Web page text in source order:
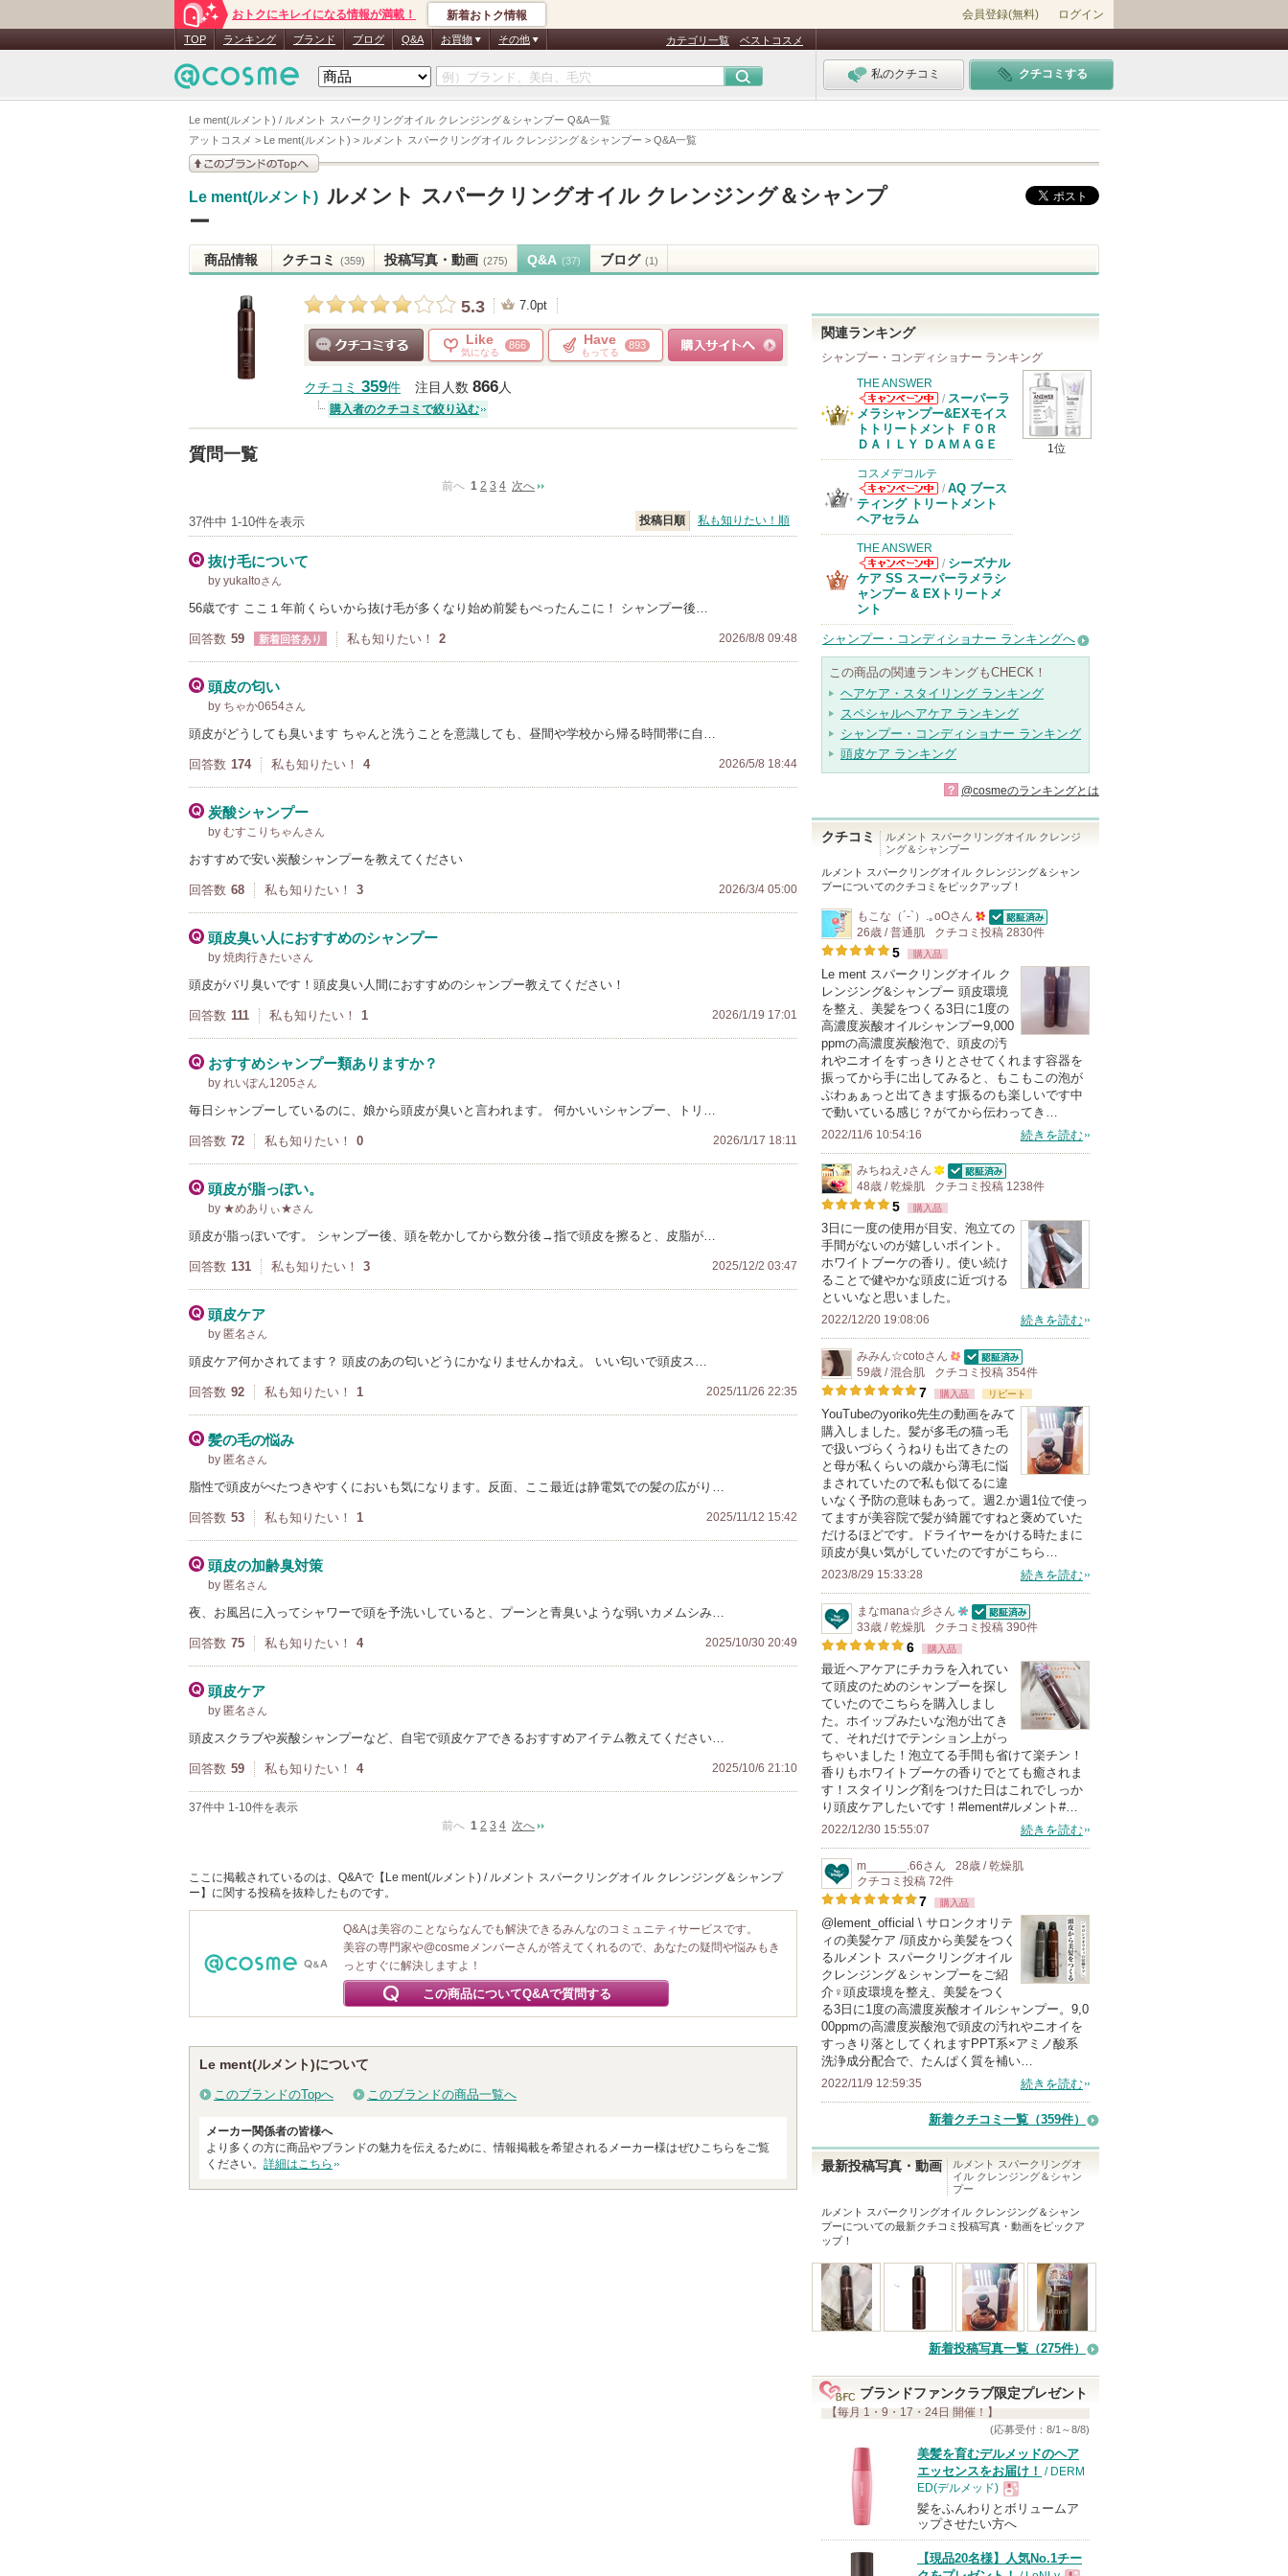
Le ment(ルメント) / ルメント スパークリングオイル クレンジング＆シャンプー Q&A一覧
アットコスメ > Le ment(ルメント) > ルメント スパークリングオイル クレンジング＆シャンプー > Q&A一覧
おトクにキレイになる情報が満載！ 新着おトク情報 会員登録(無料) ログイン
TOP ランキング ブランド ブログ Q&A お買物 その他 カテゴリ一覧 ベストコスメ
私のクチコミ クチコミする
Le ment(ルメント) ルメント スパークリングオイル クレンジング＆シャンプ
ー
商品情報 クチコミ (359) 投稿写真・動画 (275) Q&A (37) ブログ (1)
5.3 7.0pt
Like
気になる
866 Have
もってる
893
クチコミ 359件 注目人数 866人
購入者のクチコミで絞り込む
質問一覧
前へ 1 2 3 4 次へ
37件中 1-10件を表示 投稿日順 私も知りたい！順
抜け毛について
by yukaItoさん
56歳です ここ１年前くらいから抜け毛が多くなり始め前髪もぺったんこに！ シャンプー後…
回答数 59 新着回答あり 私も知りたい！ 2 2026/8/8 09:48
頭皮の匂い
by ちゃか0654さん
頭皮がどうしても臭います ちゃんと洗うことを意識しても、昼間や学校から帰る時間帯に自…
回答数 174 私も知りたい！ 4 2026/5/8 18:44
炭酸シャンプー
by むすこりちゃんさん
おすすめで安い炭酸シャンプーを教えてください
回答数 68 私も知りたい！ 3 2026/3/4 05:00
頭皮臭い人におすすめのシャンプー
by 焼肉行きたいさん
頭皮がバリ臭いです！頭皮臭い人間におすすめのシャンプー教えてください！
回答数 111 私も知りたい！ 1 2026/1/19 17:01
おすすめシャンプー類ありますか？
by れいぽん1205さん
毎日シャンプーしているのに、娘から頭皮が臭いと言われます。 何かいいシャンプー、トリ…
回答数 72 私も知りたい！ 0 2026/1/17 18:11
頭皮が脂っぽい。
by ★めありぃ★さん
頭皮が脂っぽいです。 シャンプー後、頭を乾かしてから数分後→指で頭皮を擦ると、皮脂が…
回答数 131 私も知りたい！ 3 2025/12/2 03:47
頭皮ケア
by 匿名 さん
頭皮ケア何かされてます？ 頭皮のあの匂いどうにかなりませんかねえ。 いい匂いで頭皮ス…
回答数 92 私も知りたい！ 1 2025/11/26 22:35
髪の毛の悩み
by 匿名 さん
脂性で頭皮がべたつきやすくにおいも気になります。反面、ここ最近は静電気での髪の広がり…
回答数 53 私も知りたい！ 1 2025/11/12 15:42
頭皮の加齢臭対策
by 匿名 さん
夜、お風呂に入ってシャワーで頭を予洗いしていると、プーンと青臭いような弱いカメムシみ…
回答数 75 私も知りたい！ 4 2025/10/30 20:49
頭皮ケア
by 匿名 さん
頭皮スクラブや炭酸シャンプーなど、自宅で頭皮ケアできるおすすめアイテム教えてください…
回答数 59 私も知りたい！ 4 2025/10/6 21:10
37件中 1-10件を表示
前へ 1 2 3 4 次へ
ここに掲載されているのは、Q&Aで【Le ment(ルメント) / ルメント スパークリングオイル クレンジング＆シャンプ
ー】に関する投稿を抜粋したものです。
Q&Aは美容のことならなんでも解決できるみんなのコミュニティサービスです。
美容の専門家や@cosmeメンバーさんが答えてくれるので、あなたの疑問や悩みもき
っとすぐに解決しますよ！
この商品についてQ&Aで質問する
Le ment(ルメント)について
このブランドのTopへ このブランドの商品一覧へ
メーカー関係者の皆様へ
より多くの方に商品やブランドの魅力を伝えるために、情報掲載を希望されるメーカー様はぜひこちらをご覧
ください。 詳細はこちら
関連ランキング
シャンプー・コンディショナー ランキング
1位
THE ANSWER
THE ANSWER
からのお知らせ
があります
/ スーパーラ
メラシャンプー&EXモイス
トトリートメント ＦＯＲ
ＤＡＩＬＹ ＤＡＭＡＧＥ
コスメデコルテ
コスメデコルテ
からのお知らせ
/ AQ ブース
ティング トリートメント
ヘアセラム
THE ANSWER
THE ANSWER
からのお知らせ
があります
/ シーズナル
ケア SS スーパーラメラシ
ャンプー & EXトリートメ
ント
シャンプー・コンディショナー ランキングへ
この商品の関連ランキングもCHECK！
ヘアケア・スタイリング ランキング
スペシャルヘアケア ランキング
シャンプー・コンディショナー ランキング
頭皮ケア ランキング
? @cosmeのランキングとは
クチコミ
ルメント スパークリングオイル クレンジ
ング＆シャンプー
ルメント スパークリングオイル クレンジング＆シャン
プーについてのクチコミをピックアップ！
もこな（´-`）.｡oOさん
50
以
上
の
メ
ン
バ
ー
お
気
入
り
登
て
い
ま
す
認証済
26歳 / 普通肌 クチコミ投稿 2830件
5 購入品
Le ment スパークリングオイル ク
レンジング&シャンプー 頭皮環境
を整え、美髪をつくる3日に1度の
高濃度炭酸オイルシャンプー9,000
ppmの高濃度炭酸泡で、頭皮の汚
れやニオイをすっきりとさせてくれます容器を
振ってから手に出してみると、もこもこの泡が
ぶわぁぁっと出てきます振るのも楽しいです中
で動いている感じ？がてから伝わってき…
2022/11/6 10:54:16 続きを読む
みちねえ♪さん
100
人
以
上
の
メ
ー
に
お
気
に
入
り
登
録
て
い
ま
す
認証済
48歳 / 乾燥肌 クチコミ投稿 1238件
5 購入品
3日に一度の使用が目安、泡立ての
手間がないのが嬉しいポイント。
ホワイトブーケの香り。使い続け
ることで健やかな頭皮に近づける
といいなと思いました。
2022/12/20 19:08:06 続きを読む
みみん☆cotoさん
500
人
以
上
の
メ
ン
バ
ー
気
に
入
り
登
録
さ
れ
て
す
認証済
59歳 / 混合肌 クチコミ投稿 354件
7 購入品 リピート
YouTubeのyoriko先生の動画をみて
購入しました。髪が多毛の猫っ毛
で扱いづらくうねりも出てきたの
と母が私くらいの歳から薄毛に悩
まされていたので私も似てるに違
いなく予防の意味もあって。週2.か週1位で使っ
てますが美容院で髪が綺麗ですねと褒めていた
だけるほどです。ドライヤーをかける時たまに
頭皮が臭い気がしていたのですがこちら…
2023/8/29 15:33:28 続きを読む
まなmana☆彡さん
10
以
上
の
メ
ン
バ
ー
に
入
り
登
録
さ
れ
て
認証済
33歳 / 乾燥肌 クチコミ投稿 390件
6 購入品
最近ヘアケアにチカラを入れてい
て頭皮のためのシャンプーを探し
ていたのでこちらを購入しまし
た。ホイップみたいな泡が出てき
て、それだけでテンション上がっ
ちゃいました！泡立てる手間も省けて楽チン！
香りもホワイトブーケの香りでとても癒されま
す！スタイリング剤をつけた日はこれでしっか
り頭皮ケアしたいです！#lement#ルメント#…
2022/12/30 15:55:07 続きを読む
m______.66さん
28歳 / 乾燥肌
クチコミ投稿 72件
7 購入品
@lement_official \ サロンクオリテ
ィの美髪ケア /頭皮から美髪をつく
るルメント スパークリングオイル
クレンジング＆シャンプーをご紹
介♀頭皮環境を整え、美髪をつく
る3日に1度の高濃度炭酸オイルシャンプー。9,0
00ppmの高濃度炭酸泡で頭皮の汚れやニオイを
すっきり落としてくれますPPT系×アミノ酸系
洗浄成分配合で、たんぱく質を補い…
2022/11/9 12:59:35 続きを読む
新着クチコミ一覧 （359件）
最新投稿写真・動画
ルメント スパークリングオ
イル クレンジング＆シャン
プー
ルメント スパークリングオイル クレンジング＆シャン
プーについての最新クチコミ投稿写真・動画をピックア
ップ！
新着投稿写真一覧（275件）
ブランドファンクラブ限定プレゼント
【毎月 1・9・17・24日 開催！】
(応募受付：8/1～8/8)
美髪を育むデルメッドのヘア
エッセンスをお届け！ / DERM
ED(デルメッド)
現
品
髪をふんわりとボリュームア
ップさせたい方へ
【現品20名様】人気No.1チー